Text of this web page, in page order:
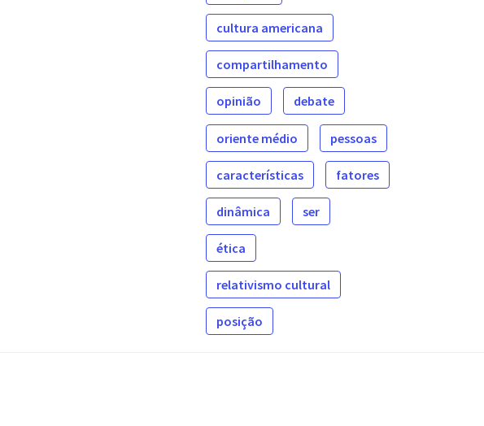
cultura americana
compartilhamento
opinião debate
oriente médio pessoas
características fatores
dinâmica ser
ética
relativismo cultural
posição